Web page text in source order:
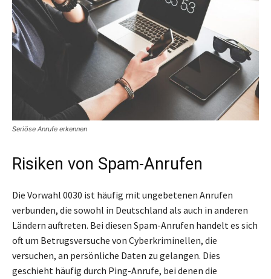
Seriöse Anrufe erkennen
Risiken von Spam-Anrufen
Die Vorwahl 0030 ist häufig mit ungebetenen Anrufen
verbunden, die sowohl in Deutschland als auch in anderen
Ländern auftreten. Bei diesen Spam-Anrufen handelt es sich
oft um Betrugsversuche von Cyberkriminellen, die
versuchen, an persönliche Daten zu gelangen. Dies
geschieht häufig durch Ping-Anrufe, bei denen die